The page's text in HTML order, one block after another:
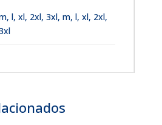
, l, xl, 2xl, 3xl, m, l, xl, 2xl,